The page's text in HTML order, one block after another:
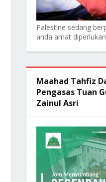
Palestine sedang
anda amat
Maahad Tahfiz
Pengasas Tuan
Zainul Asri